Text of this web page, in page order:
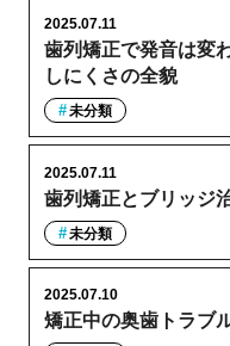
歯列矯正で発音は変
しにくさの全貌
2025.07.11
未分類
歯列矯正とブリッジ
2025.07.11
未分類
矯正中の奥歯トラブ
2025.07.10